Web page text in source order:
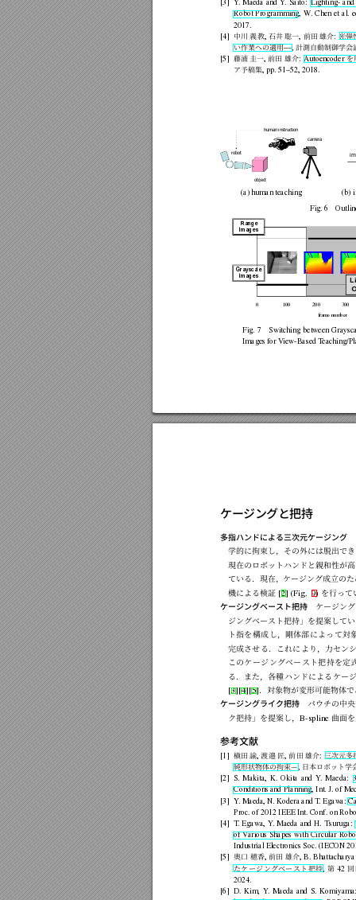
[3]
Y. Maeda and Y. Saito: Lighting- and
Robot Programming, W. Chen et al.
2017.
[4]
中川 義教, 石井 聡一, 前田 雄介: 光弾
い作業への適用—, 計測自動制御学会
[5] 藤浦 圭一, 前田 雄介: Autoencoder を
ア予稿集, pp. 51–52, 2018.
camera
robot
object
human instruction
(a) human teaching (b)
Fig. 6
0 100 20 0 300
frame numb er
Grayscale
Images
Range
Images
Fig. 7 Switching between
Images for View-Based Teaching/
ケージングと把持
多指ハンドによる三次元ケージング
学的に拘束し，その外には脱出で
現在のロボットハンドと親和性が
ている．現在，ケージング成立の
機による検証 [2] (Fig. 9) を行って
ケージングベースト把持
ケージン
ジングベースト把持」を提案して
ト指を 構成 し，剛体部に よっ て対
完成させる．これに より ，力セン
このケ ージ ングベー スト把持を定
る．ま た，各種ハンドによる ケー
[3][4][5] ．対象物が変形可能物体
ケージングライク把持 パウチの中
ク把持」を提案し，B-spline 曲面
参考文献
[1] 槇田 諭, 渡邉 匠, 前 田 雄介: 三次元多
純形状物体の拘束 , 日本ロボット学
[2] S. Makita, K. Okita and Y. Maeda:
Conditions and Planning, Int. J. of
[3]
Y. Maeda, N. Kodera and T. Egawa:
Proc. of 2012 IEEE Int. Conf. on
[4]
T. Egawa, Y. Maeda and H. Tsuruga:
of Various Shapes with Circular
Industrial Electronics Soc. (IECON
[5]
奥口 穂香, 前田 雄介, B.
た ケ ー ジ ングベー ス ト 把持, 第 42 回
2024.
[6]
D. Kim, Y. Maeda and S.